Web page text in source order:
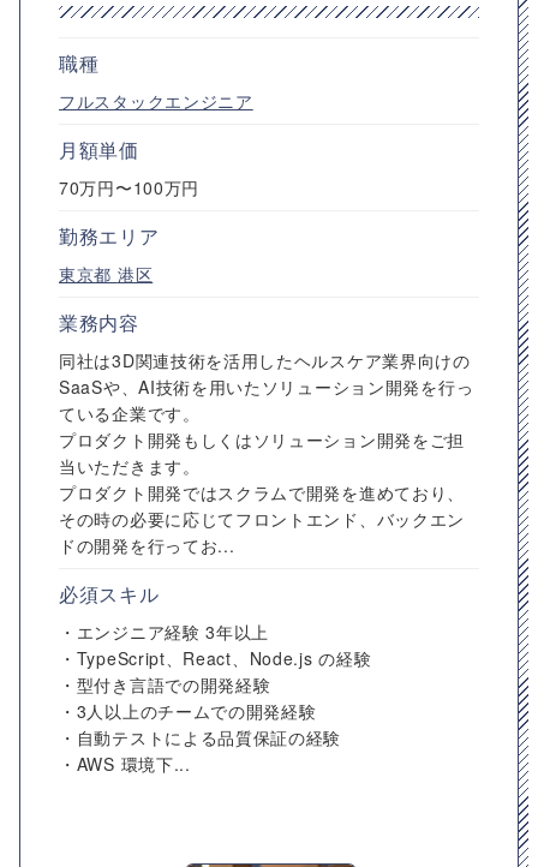
職種
フルスタックエンジニア
月額単価
70万円〜100万円
勤務エリア
東京都 港区
業務内容
同社は3D関連技術を活用したヘルスケア業界向けの
SaaSや、AI技術を用いたソリューション開発を行っ
ている企業です。
プロダクト開発もしくはソリューション開発をご担
当いただきます。
プロダクト開発ではスクラムで開発を進めており、
その時の必要に応じてフロントエンド、バックエン
ドの開発を行ってお...
必須スキル
・エンジニア経験 3年以上
・TypeScript、React、Node.js の経験
・型付き言語での開発経験
・3人以上のチームでの開発経験
・自動テストによる品質保証の経験
・AWS 環境下...